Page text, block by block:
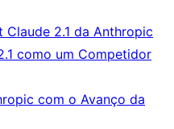
2.1 da Anthropic
como um Competidor
com o Avanço da